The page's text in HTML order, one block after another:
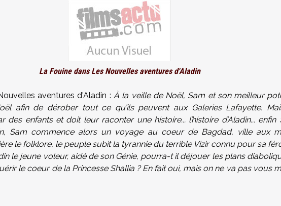
La Fouine dans Les Nouvelles aventures d'Aladin
aventures d'Aladin : À la veille de Noël, Sam et son meilleur
afin de dérober tout ce qu’ils peuvent aux Galeries Lafayette.
des enfants et doit leur raconter une histoire... l’histoire d’Aladin... enfin
Sam commence alors un voyage au coeur de Bagdad, ville aux
le folklore, le peuple subit la tyrannie du terrible Vizir connu pour sa
le jeune voleur, aidé de son Génie, pourra-t il déjouer les plans
le coeur de la Princesse Shallia ? En fait oui, mais on ne va pas vous